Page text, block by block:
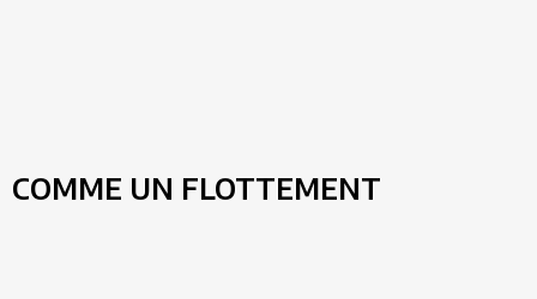
COMME UN FLOTTEMENT